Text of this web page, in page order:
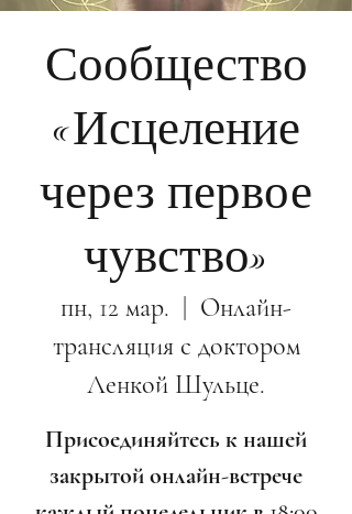
Сообщество
«Исцеление
через первое
чувство»
пн, 12 мар.
Онлайн-
трансляция с доктором
Ленкой Шульце.
Присоединяйтесь к нашей
закрытой онлайн-встрече